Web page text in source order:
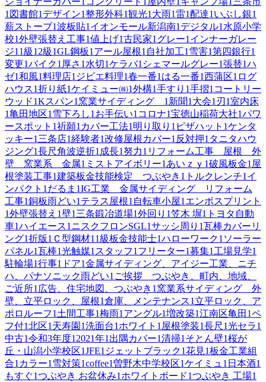
1 図書館1 デザイン1整形外科1観光1 大雨1雷1配達1 いぶし銀1
薪ストーブ1波板貼1 イオンモール新潟南1 デジタル1 水原小学
校1外壁張替え工事1値上げ1古民家1 グレー1 インナーガレー
ジ1 1級1 2級1GL鋼板1 アール屋根1 自社加工1 雪害1第四銀行1
変更1バイク1 厚さ 1 水切1ケラバ1 シェマールグレー1張替1ハ
ゼ1和風1料理店1 ジビエ料理1春一番1 はる一番1西蒲区1 ログ
ハウス1折り紙1ケイミュー㈱1外構1手すり 1手摺1 コートリー
ウッド1Kスパン1 窯業サイディング 1 新聞1 大会1 刃 1室内床
1亀田地区1 雪下ろし1 お手伝い1 コロナ1宝徳山稲荷大社1パワ
ースポット 1祈願1 カバー工法1 明り取り 1 ピザハット 1ケンタ
ッキー1 三条店1経験者1改修屋根カバー1 反対押1 タニタハウ
ジング1長尺角波逆折1 成長1努力1 リフォーム工事 屋根 外
壁 窯業系 金属1 ミストアイボリー1 あいｚｙ 1破風板金1 屋
根塗装工事1建築板金技能検定 つぶやき 1 トルクレンチ1 イ
ンパクト 1 だるま 1IG工業 金属サイディング リフォーム
工事1銅板雨どい1 テラス屋根1 自転車小屋1 エンボスプリント
1外壁張替え 1壁1 三条鍛冶道場1外回り 1笠木 塀1 トヨタ自動
車1ハイエース1 ニスクフロンSGL1サッシ周り 1瓦棒カバーリ
ング1折版1 Ｃ型鋼材1 1級板金技能士1ハローワーク1 ソーラー
パネル1瓦棒1光触媒1 スタッフ1 フリーター1募集1 工場見学1
駐輪場1行事1 ドア1金属サイディング、アイジー工業、ニチ
ハ、パナソニック雨どい1 ご挨拶 つぶやき、町内、地域、
ご近所1 広告、住宅地図、つぶやき 1 窯業系サイディング 外
壁、立平ロック、屋根1倉庫、メンテナンス1 立平ロック、ア
ポロルーフ1 土間工事1梅雨1 アングル1増改築1江南区亀田 1ペ
フ付1北区1 天寿園 1洗面台1 ホワイト 1 屋根塗装1長尺 1光セラ1
中古1令和3年度1 2021年1 出隅カバー1清掃1 そとん壁1桜が
丘・山潟小学校区1JFE1 ジェットブラック1花見1板金工業組
合1 カラー1 雪対策1coffee1曽野木中学校区1ケイミュ 1 日本酒1
もすぐ1つぶやき お盆休み1 ホワイトボード1つぶやき 工場1